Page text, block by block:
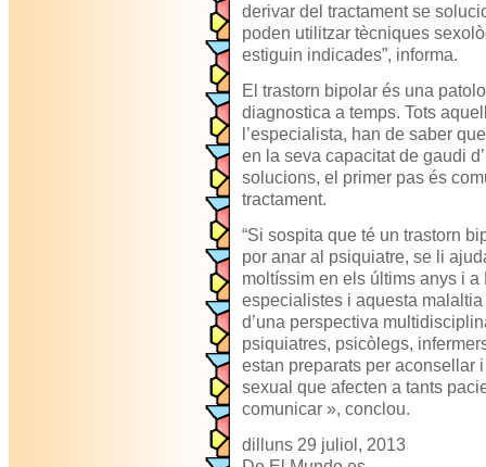
derivar del tractament se
poden utilitzar tècniques
estiguin indicades”, informa.
El trastorn bipolar és una
diagnostica a temps. Tots
l’especialista, han de saber
en la seva capacitat de gaudi
solucions, el primer pas és
tractament.
“Si sospita que té un trastorn
por anar al psiquiatre, se li
moltíssim en els últims anys i
especialistes i aquesta
d’una perspectiva
psiquiatres, psicòlegs,
estan preparats per aconsellar
sexual que afecten a tants
comunicar », conclou.
dilluns 29 juliol, 2013